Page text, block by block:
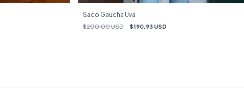
Saco Gaucha Uva
$200.00 USD $190.93 USD